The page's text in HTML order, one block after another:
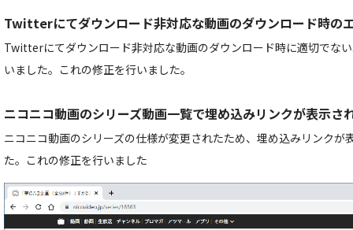
Twitterにてダウンロード非対応な動画のダウンロード時の
Twitterにてダウンロード非対応な動画のダウンロード時に適切でな
いました。これの修正を行いました。
ニコニコ動画のシリーズ動画一覧で埋め込みリンクが表示さ
ニコニコ動画のシリーズの仕様が変更されたため、埋め込みリンクが
た。これの修正を行いました